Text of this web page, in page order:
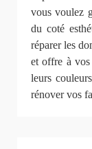
vous voulez
du coté
réparer les
et offre à vos
leurs
rénover vos